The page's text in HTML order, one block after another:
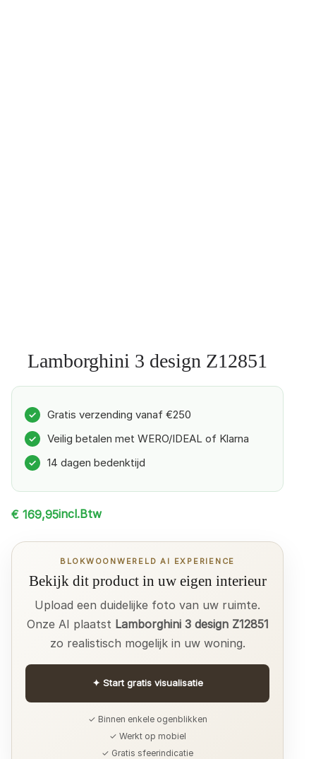
Lamborghini 3 design Z12851
✓ Gratis verzending vanaf €250
✓ Veilig betalen met WERO/IDEAL of Klarna
✓ 14 dagen bedenktijd
€ 169,95incl.Btw
BLOKWOONWERELD AI EXPERIENCE
Bekijk dit product in uw eigen interieur
Upload een duidelijke foto van uw ruimte.
Onze AI plaatst Lamborghini 3 design Z12851
zo realistisch mogelijk in uw woning.
✦ Start gratis visualisatie
✓ Binnen enkele ogenblikken
✓ Werkt op mobiel
✓ Gratis sfeerindicatie